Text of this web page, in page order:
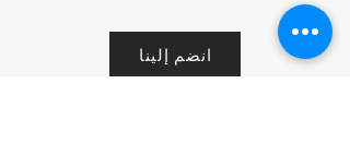
انضم إلينا